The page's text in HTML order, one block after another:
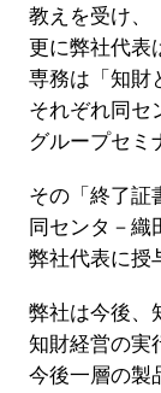
教えを受け、
更に弊社代表
専務は「知財
それぞれ同セ
グループセミ
その「終了証
同センタ－織
弊社代表に授
弊社は今後、
知財経営の実
今後一層の製